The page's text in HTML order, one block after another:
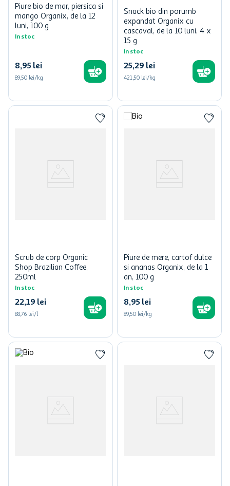
Piure bio de mar, piersica si
mango Organix, de la 12
luni, 100 g
In stoc
8,95 lei
89,50 lei/kg
Snack bio din porumb
expandat Organix cu
cascaval, de la 10 luni, 4 x
15 g
In stoc
25,29 lei
421,50 lei/kg
Scrub de corp Organic
Shop Brazilian Coffee,
250ml
In stoc
22,19 lei
88,76 lei/l
Piure de mere, cartof dulce
si ananas Organix, de la 1
an, 100 g
In stoc
8,95 lei
89,50 lei/kg